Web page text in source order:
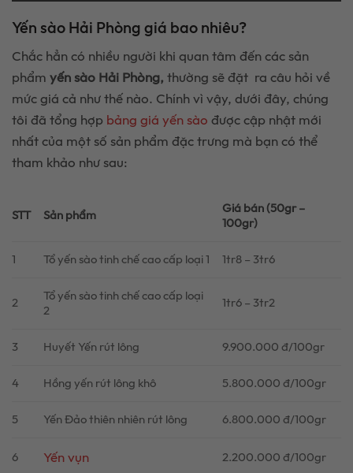
Yến sào Hải Phòng giá bao nhiêu?
Chắc hẳn có nhiều người khi quan tâm đến các sản
phẩm yến sào Hải Phòng, thường sẽ đặt ra câu hỏi về
mức giá cả như thế nào. Chính vì vậy, dưới đây, chúng
tôi đã tổng hợp bảng giá yến sào được cập nhật mới
nhất của một số sản phẩm đặc trưng mà bạn có thể
tham khảo như sau:
STT Sản phẩm
Giá bán (50gr –
100gr)
1 Tổ yến sào tinh chế cao cấp loại 1 1tr8 – 3tr6
2
Tổ yến sào tinh chế cao cấp loại
2
1tr6 – 3tr2
3 Huyết Yến rút lông 9.900.000 đ/100gr
4 Hồng yến rút lông khô 5.800.000 đ/100gr
5 Yến Đảo thiên nhiên rút lông 6.800.000 đ/100gr
6 Yến vụn 2.200.000 đ/100gr